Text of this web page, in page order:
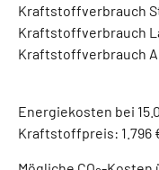
Kraftstoffverbrauch
Kraftstoffverbrauch
Kraftstoffverbrauch
Energiekosten bei
Kraftstoffpreis: